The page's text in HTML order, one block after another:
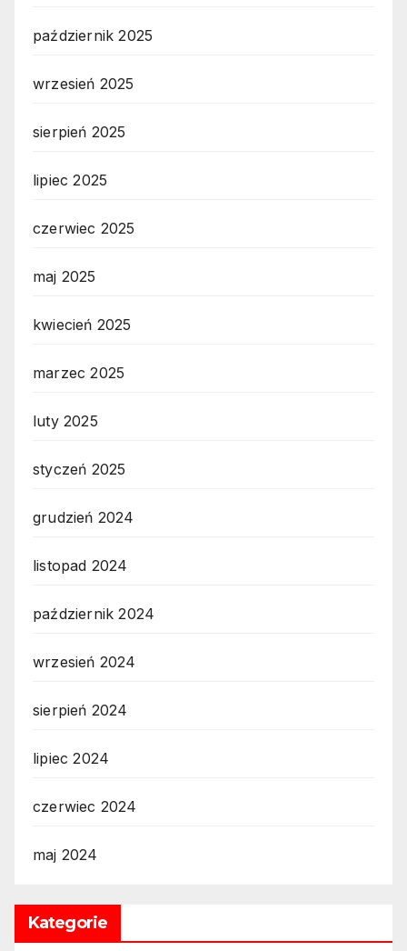
październik 2025
wrzesień 2025
sierpień 2025
lipiec 2025
czerwiec 2025
maj 2025
kwiecień 2025
marzec 2025
luty 2025
styczeń 2025
grudzień 2024
listopad 2024
październik 2024
wrzesień 2024
sierpień 2024
lipiec 2024
czerwiec 2024
maj 2024
Kategorie